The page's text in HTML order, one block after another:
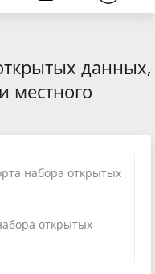
данных,
местного
набора открытых
открытых